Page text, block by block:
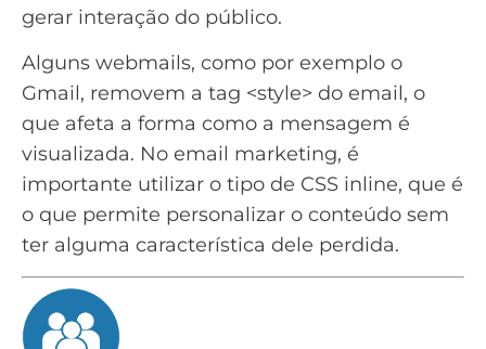
gerar interação do público.
Alguns webmails, como por exemplo o
Gmail, removem a tag <style> do email, o
que afeta a forma como a mensagem é
visualizada. No email marketing, é
importante utilizar o tipo de CSS inline, que é
o que permite personalizar o conteúdo sem
ter alguma característica dele perdida.